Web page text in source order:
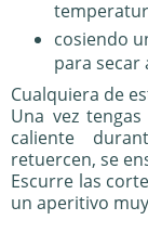
cosiendo
para secar
Cualquiera de
Una vez
caliente
retuercen, se
Escurre las
un aperitivo